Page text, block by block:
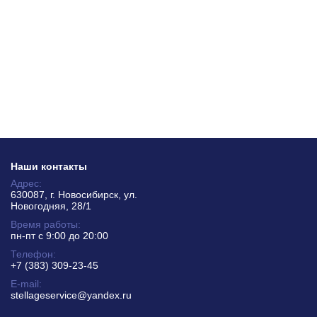
Наши контакты
Адрес:
630087, г. Новосибирск, ул.
Новогодняя, 28/1
Время работы:
пн-пт с 9:00 до 20:00
Телефон:
+7 (383) 309-23-45
E-mail:
stellageservice@yandex.ru